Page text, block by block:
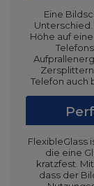
Eine
Höhe auf
Telefon auch
FlexibleGlass
die eine
kratzfest.
dass der